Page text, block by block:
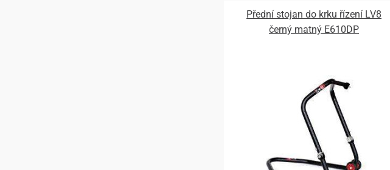
Přední stojan do krku řízení LV8
černý matný E610DP